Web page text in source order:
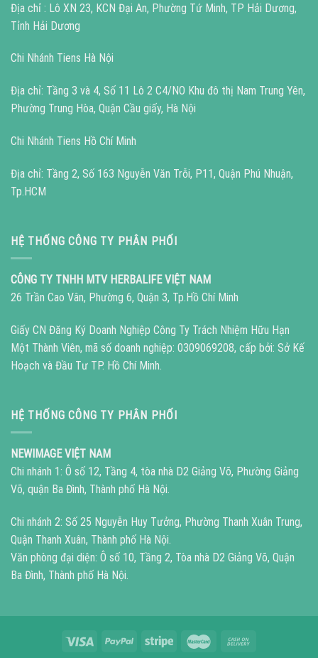
Địa chỉ : Lô XN 23, KCN Đại An, Phường Tứ Minh, TP Hải Dương,
Tỉnh Hải Dương
Chi Nhánh Tiens Hà Nội
Địa chỉ: Tầng 3 và 4, Số 11 Lô 2 C4/NO Khu đô thị Nam Trung Yên,
Phường Trung Hòa, Quận Cầu giấy, Hà Nội
Chi Nhánh Tiens Hồ Chí Minh
Địa chỉ: Tầng 2, Số 163 Nguyễn Văn Trỗi, P11, Quận Phú Nhuận,
Tp.HCM
HỆ THỐNG CÔNG TY PHÂN PHỐI
CÔNG TY TNHH MTV HERBALIFE VIỆT NAM
26 Trần Cao Vân, Phường 6, Quận 3, Tp.Hồ Chí Minh
Giấy CN Đăng Ký Doanh Nghiệp Công Ty Trách Nhiệm Hữu Hạn
Một Thành Viên, mã số doanh nghiệp: 0309069208, cấp bởi: Sở Kế
Hoạch và Đầu Tư TP. Hồ Chí Minh.
HỆ THỐNG CÔNG TY PHÂN PHỐI
NEWIMAGE VIỆT NAM
Chi nhánh 1: Ô số 12, Tầng 4, tòa nhà D2 Giảng Võ, Phường Giảng
Võ, quận Ba Đình, Thành phố Hà Nội.
Chi nhánh 2: Số 25 Nguyễn Huy Tưởng, Phường Thanh Xuân Trung,
Quận Thanh Xuân, Thành phố Hà Nội.
Văn phòng đại diện: Ô số 10, Tầng 2, Tòa nhà D2 Giảng Võ, Quận
Ba Đình, Thành phố Hà Nội.